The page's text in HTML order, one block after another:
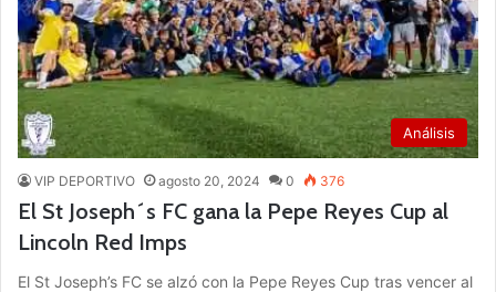
Análisis
VIP DEPORTIVO agosto 20, 2024 0 376
El St Joseph´s FC gana la Pepe Reyes Cup al
Lincoln Red Imps
El St Joseph’s FC se alzó con la Pepe Reyes Cup tras vencer al